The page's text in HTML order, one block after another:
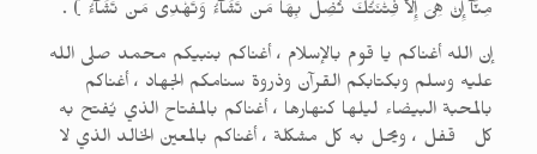
مِنَّآ إِنْ هِىَ إِلاَّ فِتْنَتُكَ تُضِلُّ بِهَا مَن تَشَآءُ وَتَهْدِى مَن تَشَآءُ ) .
إن الله أغناكم يا قوم بالإسلام ، أغناكم بنبيكم محمد صلى الله
عليه وسلم وبكتابكم القرآن وذروة سنامكم الجهاد ، أغناكم
بالمحبة البيضاء ليلها كنهارها ، أغناكم بالمفتاح الذي يُفتح به
كل قفل ، ويحل به كل مشكلة ، أغناكم بالمعين الخالد الذي لا